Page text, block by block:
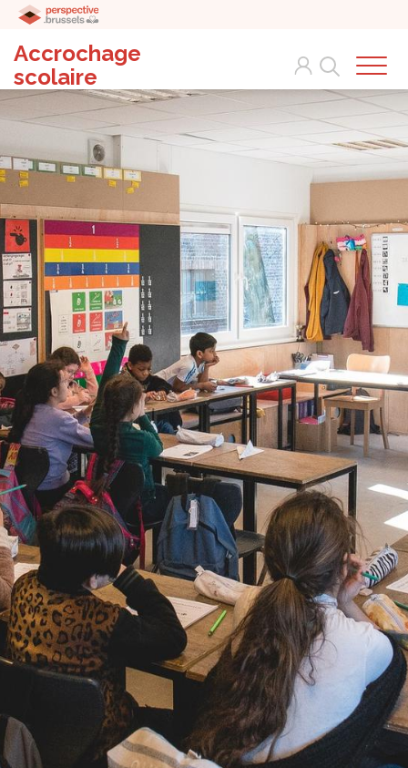
Accrochage
scolaire
Search